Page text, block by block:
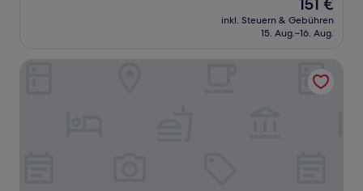
Preis
beträgt
151 €
inkl. Steuern & Gebühren
15. Aug.–16. Aug.